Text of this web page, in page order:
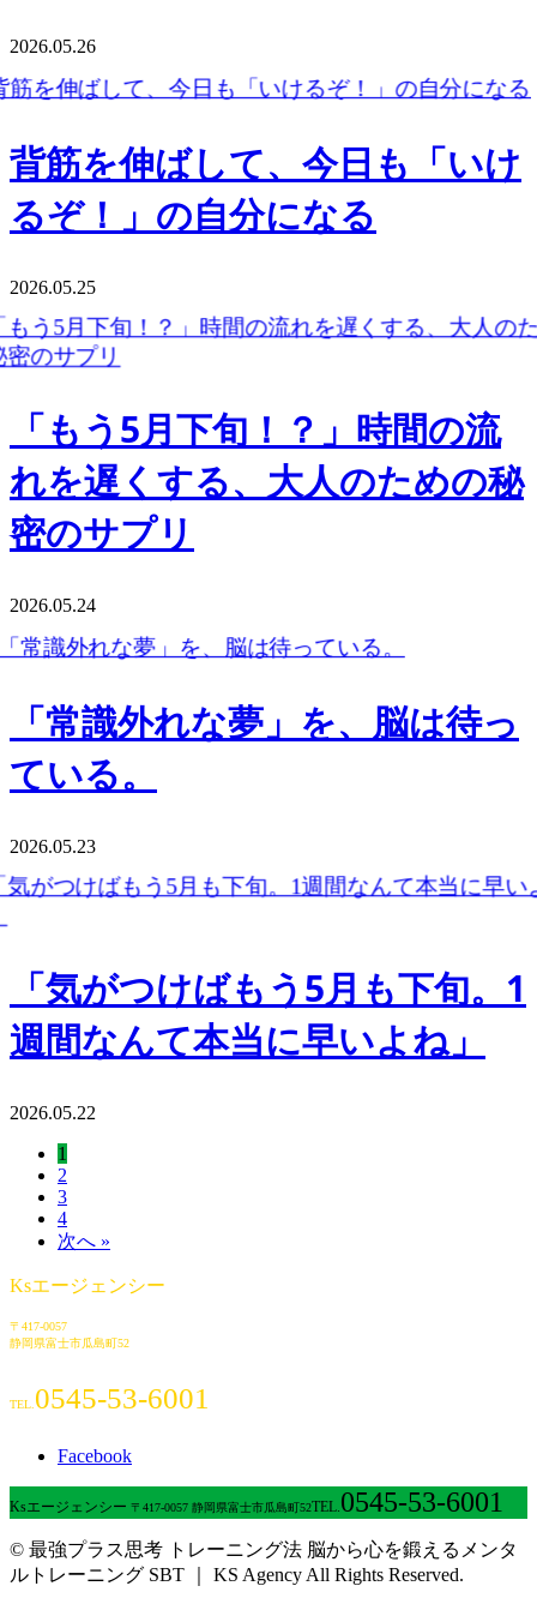
2026.05.26
背筋を伸ばして、今日も「いけ
るぞ！」の自分になる
2026.05.25
「もう5月下旬！？」時間の流
れを遅くする、大人のための秘
密のサプリ
2026.05.24
「常識外れな夢」を、脳は待っ
ている。
2026.05.23
「気がつけばもう5月も下旬。1
週間なんて本当に早いよね」
2026.05.22
1
2
3
4
次へ »
Ksエージェンシー
〒417-0057
静岡県富士市瓜島町52
TEL.0545-53-6001
Facebook
Ksエージェンシー 〒417-0057 静岡県富士市瓜島町52TEL.0545-53-6001
© 最強プラス思考 トレーニング法 脳から心を鍛えるメンタ
ルトレーニング SBT ｜ KS Agency All Rights Reserved.